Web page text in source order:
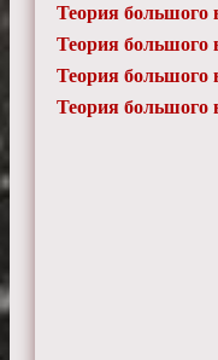
Теория большого
Теория большого
Теория большого
Теория большого